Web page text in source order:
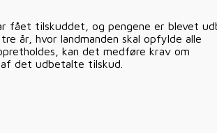
fået tilskuddet, og pengene er blevet
år, hvor landmanden skal opfylde alle
kan det medføre krav om
det udbetalte tilskud.